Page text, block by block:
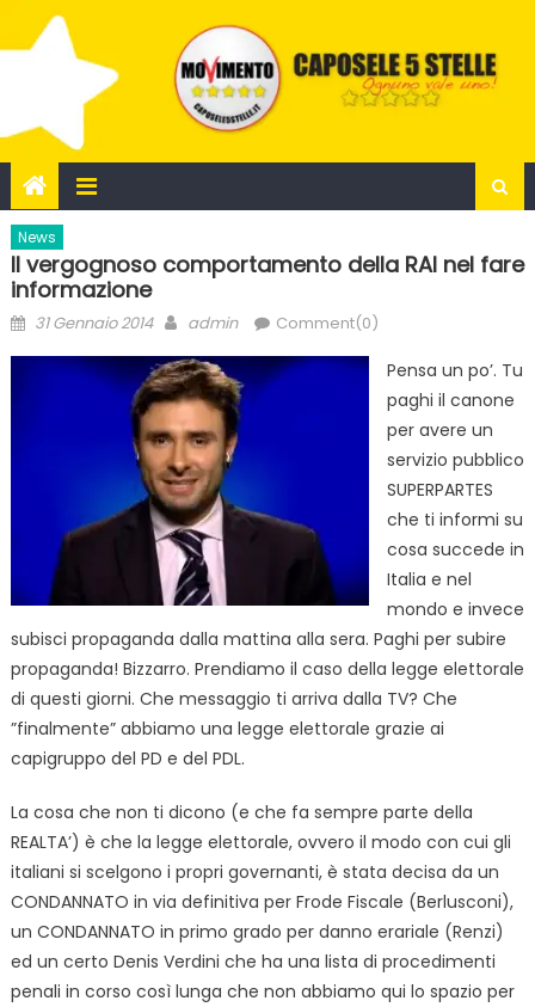
to
News
Il vergognoso comportamento della RAI nel fare
informazione
Posted
31 Gennaio 2014 Author
admin Comment(0)
Pensa un po’. Tu
paghi il canone
per avere un
servizio pubblico
SUPERPARTES
che ti informi su
cosa succede in
Italia e nel
mondo e invece
subisci propaganda dalla mattina alla sera. Paghi per subire
propaganda! Bizzarro. Prendiamo il caso della legge elettorale
di questi giorni. Che messaggio ti arriva dalla TV? Che
”finalmente” abbiamo una legge elettorale grazie ai
capigruppo del PD e del PDL.
La cosa che non ti dicono (e che fa sempre parte della
REALTA’) è che la legge elettorale, ovvero il modo con cui gli
italiani si scelgono i propri governanti, è stata decisa da un
CONDANNATO in via definitiva per Frode Fiscale (Berlusconi),
un CONDANNATO in primo grado per danno erariale (Renzi)
ed un certo Denis Verdini che ha una lista di procedimenti
penali in corso così lunga che non abbiamo qui lo spazio per